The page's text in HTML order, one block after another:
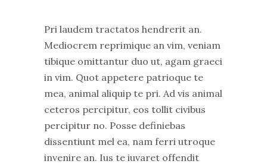
Pri laudem tractatos hendrerit an.
Mediocrem reprimique an vim, veniam
tibique omittantur duo ut, agam graeci
in vim. Quot appetere patrioque te
mea, animal aliquip te pri. Ad vis animal
ceteros percipitur, eos tollit civibus
percipitur no. Posse definiebas
dissentiunt mel ea, nam ferri utroque
invenire an. Ius te iuvaret offendit